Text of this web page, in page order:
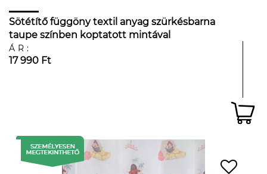
Sötétítő függöny textil anyag szürkésbarna
taupe színben koptatott mintával
ÁR:
17 990 Ft